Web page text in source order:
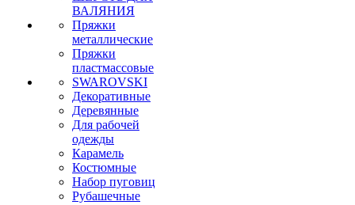
ВАЛЯНИЯ
Пряжки
металлические
Пряжки
пластмассовые
SWAROVSKI
Декоративные
Деревянные
Для рабочей
одежды
Карамель
Костюмные
Набор пуговиц
Рубашечные